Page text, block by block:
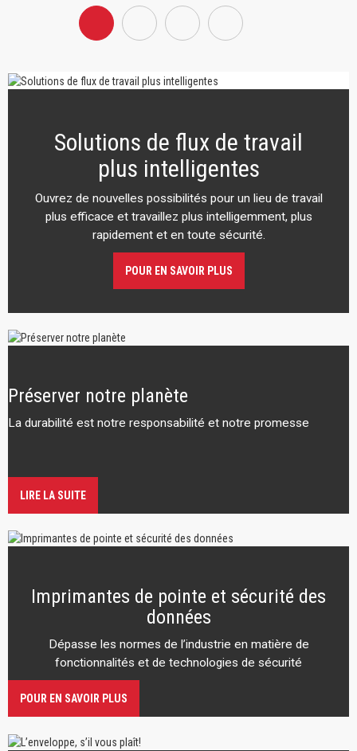
Solutions de flux de travail
plus intelligentes
Ouvrez de nouvelles possibilités pour un lieu de travail
plus efficace et travaillez plus intelligemment, plus
rapidement et en toute sécurité.
POUR EN SAVOIR PLUS
Préserver notre planète
La durabilité est notre responsabilité et notre promesse
LIRE LA SUITE
Imprimantes de pointe et sécurité des
données
Dépasse les normes de l’industrie en matière de
fonctionnalités et de technologies de sécurité
POUR EN SAVOIR PLUS